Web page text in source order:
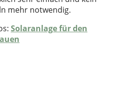
mehr notwendig.
Solaranlage für den